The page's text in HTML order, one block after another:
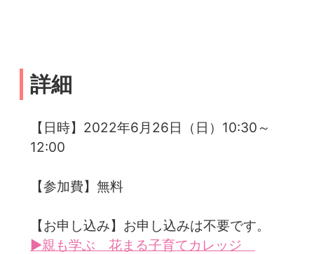
詳細
【日時】2022年6月26日（日）10:30～
12:00
【参加費】無料
【お申し込み】お申し込みは不要です。
▶親も学ぶ 花まる子育てカレッジ